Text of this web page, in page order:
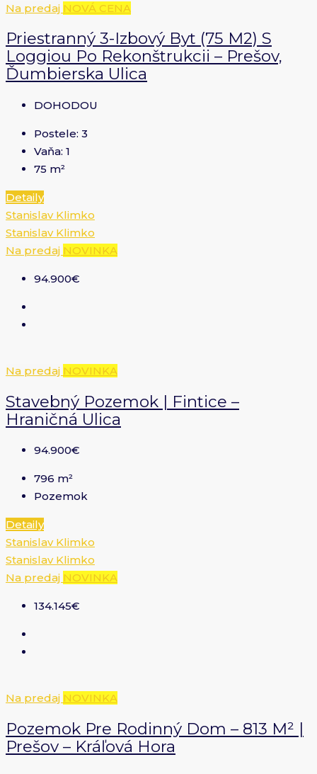
Na predaj NOVÁ CENA
Priestranný 3-Izbový Byt (75 M2) S
Loggiou Po Rekonštrukcii – Prešov,
Ďumbierska Ulica
DOHODOU
Postele: 3
Vaňa: 1
75 m²
Detaily
Stanislav Klimko
Stanislav Klimko
Na predaj NOVINKA
94.900€
Na predaj NOVINKA
Stavebný Pozemok | Fintice –
Hraničná Ulica
94.900€
796 m²
Pozemok
Detaily
Stanislav Klimko
Stanislav Klimko
Na predaj NOVINKA
134.145€
Na predaj NOVINKA
Pozemok Pre Rodinný Dom – 813 M² |
Prešov – Kráľová Hora